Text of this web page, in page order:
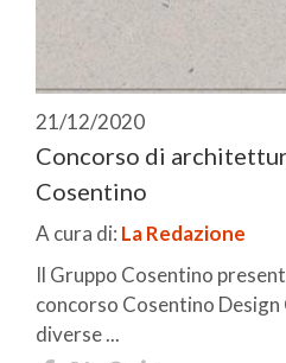
21/12/2020
Concorso di
Cosentino
A cura di: La Redazione
Il Gruppo Cosentino
concorso Cosentino Design
diverse ...